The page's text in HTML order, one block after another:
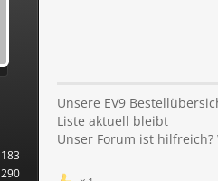
183
290
Unsere EV9
Liste aktuell bleibt
Unser Forum ist